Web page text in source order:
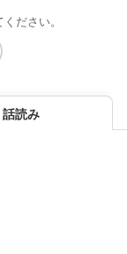
ださい。
話読み